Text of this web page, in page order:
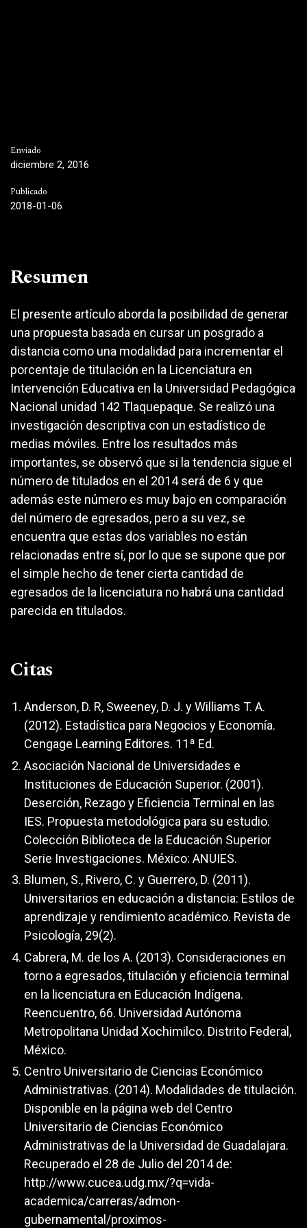
Enviado
diciembre 2, 2016
Publicado
2018-01-06
Resumen
El presente artículo aborda la posibilidad de generar
una propuesta basada en cursar un posgrado a
distancia como una modalidad para incrementar el
porcentaje de titulación en la Licenciatura en
Intervención Educativa en la Universidad Pedagógica
Nacional unidad 142 Tlaquepaque. Se realizó una
investigación descriptiva con un estadístico de
medias móviles. Entre los resultados más
importantes, se observó que si la tendencia sigue el
número de titulados en el 2014 será de 6 y que
además este número es muy bajo en comparación
del número de egresados, pero a su vez, se
encuentra que estas dos variables no están
relacionadas entre sí, por lo que se supone que por
el simple hecho de tener cierta cantidad de
egresados de la licenciatura no habrá una cantidad
parecida en titulados.
Citas
Anderson, D. R, Sweeney, D. J. y Williams T. A.
(2012). Estadística para Negocios y Economía.
Cengage Learning Editores. 11ª Ed.
Asociación Nacional de Universidades e
Instituciones de Educación Superior. (2001).
Deserción, Rezago y Eficiencia Terminal en las
IES. Propuesta metodológica para su estudio.
Colección Biblioteca de la Educación Superior
Serie Investigaciones. México: ANUIES.
Blumen, S., Rivero, C. y Guerrero, D. (2011).
Universitarios en educación a distancia: Estilos de
aprendizaje y rendimiento académico. Revista de
Psicología, 29(2).
Cabrera, M. de los A. (2013). Consideraciones en
torno a egresados, titulación y eficiencia terminal
en la licenciatura en Educación Indígena.
Reencuentro, 66. Universidad Autónoma
Metropolitana Unidad Xochimilco. Distrito Federal,
México.
Centro Universitario de Ciencias Económico
Administrativas. (2014). Modalidades de titulación.
Disponible en la página web del Centro
Universitario de Ciencias Económico
Administrativas de la Universidad de Guadalajara.
Recuperado el 28 de Julio del 2014 de:
http://www.cucea.udg.mx/?q=vida-
academica/carreras/admon-
gubernamental/proximos-